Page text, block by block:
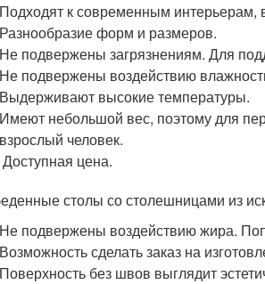
Подходят к современным интерьерам,
Разнообразие форм и размеров.
Не подвержены загрязнениям. Для
Не подвержены воздействию
Выдерживают высокие температуры.
Имеют небольшой вес, поэтому для
взрослый человек.
Доступная цена.
столы со столешницами из
Не подвержены воздействию жира.
Возможность сделать заказ на
Поверхность без швов выглядит